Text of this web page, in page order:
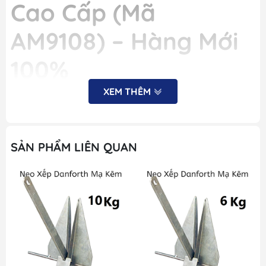
Cao Cấp (Mã
AM9108) – Hàng Mới
thuyền, cano hay du thuyền trong môi trường biển khắc
nghiệt. Sản phẩm có độ bền, khả năng chịu tải và chống
ăn mòn vượt trội – bảo vệ tàu của bạn tối ưu.
🛠️Thông Số Kỹ Thuật –
Technical Specifications
Thuộc tính
Thông số
XEM THÊM
SẢN PHẨM LIÊN QUAN